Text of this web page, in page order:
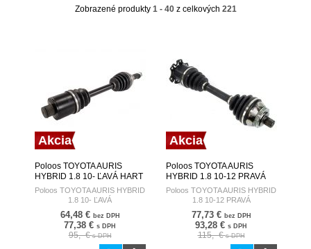
Zobrazené produkty 1 - 40z celkových 221
Akcia
Poloos TOYOTA AURIS
HYBRID 1.8 10- ĽAVÁ HART
Poloos TOYOTA AURIS HYBRID
1.8 10- ĽAVÁ
64,48 € bez DPH
77,38 € s DPH
95,- €s DPH
Akcia
Poloos TOYOTA AURIS
HYBRID 1.8 10-12 PRAVÁ
HART
Poloos TOYOTA AURIS HYBRID
1.8 10-12 PRAVÁ
77,73 € bez DPH
93,28 € s DPH
115,- €s DPH